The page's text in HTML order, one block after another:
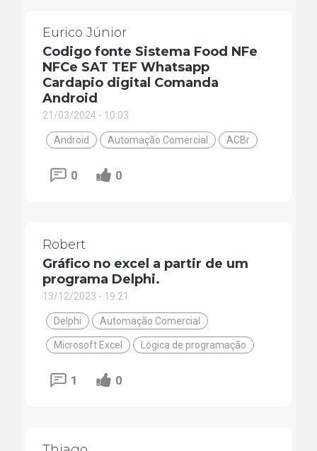
Eurico Júnior
Codigo fonte Sistema Food NFe
NFCe SAT TEF Whatsapp
Cardapio digital Comanda
Android
21/03/2024 - 10:03
Android Automação Comercial ACBr
0 0
Robert
Gráfico no excel a partir de um
programa Delphi.
13/12/2023 - 19:21
Delphi Automação Comercial
Microsoft Excel Lógica de programação
1 0